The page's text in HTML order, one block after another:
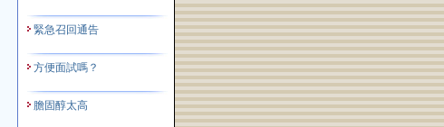
緊急召回通告
方便面試嗎？
膽固醇太高